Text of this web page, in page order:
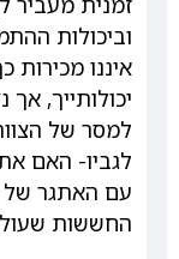
וביכולות
איננו מכירות
יכולותייך,
למסר של
לגביו- האם
עם האתגר
החששות